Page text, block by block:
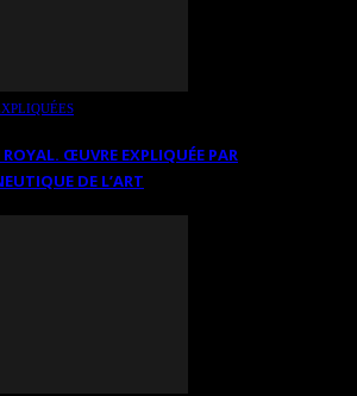
ROYAL. ŒUVRE EXPLIQUÉE PAR
DE L’ART